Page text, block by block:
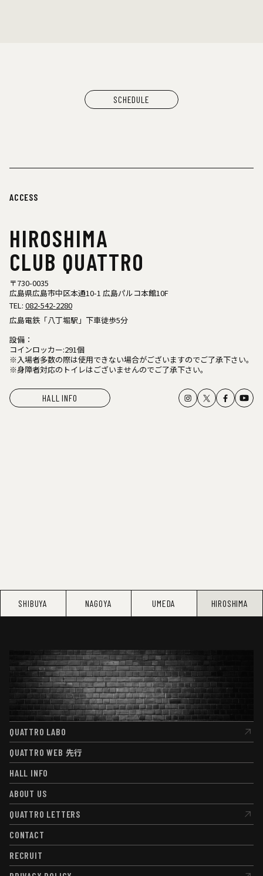
SCHEDULE
ACCESS
HIROSHIMA
CLUB QUATTRO
〒730-0035
広島県広島市中区本通10-1 広島パルコ本館10F
TEL: 082-542-2280
広島電鉄「八丁堀駅」下車徒歩5分
設備：
コインロッカー:291個
※入場者多数の際は使用できない場合がございますのでご了承下さい。
※身障者対応のトイレはございませんのでご了承下さい。
HALL INFO
SHIBUYA NAGOYA UMEDA HIROSHIMA
QUATTRO LABO
QUATTRO LABO
QUATTRO WEB 先行
QUATTRO WEB先行
HALL INFO
HALL INFO
ABOUT US
ABOUT US
QUATTRO LETTERS
QUATTRO LETTERS
CONTACT
CONTACT
RECRUIT
RECRUIT